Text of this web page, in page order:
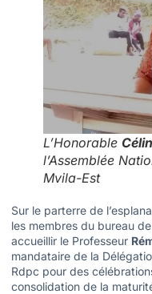
L’Honorable
l’Assemblée
Mvila-Est
Sur le parterre de
les membres du bureau
accueillir le Professeur
mandataire de la
Rdpc pour des
consolidation de la